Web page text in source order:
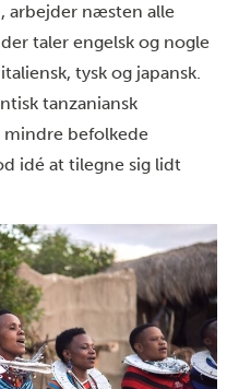
arbejder næsten alle
taler engelsk og nogle
tysk og japansk.
tanzaniansk
befolkede
idé at tilegne sig lidt